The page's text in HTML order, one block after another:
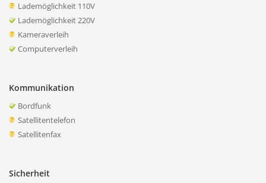
Lademöglichkeit 110V
Lademöglichkeit 220V
Kameraverleih
Computerverleih
Kommunikation
Bordfunk
Satellitentelefon
Satellitenfax
Sicherheit